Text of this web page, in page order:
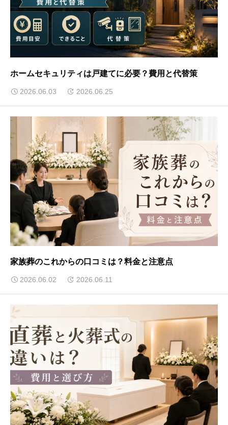
ホームセキュリティは戸建てに必要？費用と代替策
2026.06.03 2026.06.25
家族葬のこれからの口コミは？料金と注意点
2026.06.02 2026.06.11